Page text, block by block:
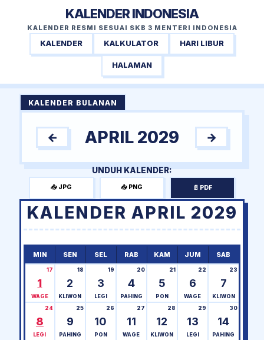
KALENDER INDONESIA
KALENDER RESMI SESUAI SKB 3 MENTERI INDONESIA
KALENDER KALKULATOR HARI LIBUR
HALAMAN
KALENDER BULANAN
← APRIL 2029 →
UNDUH KALENDER:
📥 JPG 📥 PNG 📄 PDF
KALENDER APRIL 2029
MIN SEN SEL RAB KAM JUM SAB
1
17
WAGE
2
18
KLIWON
3
19
LEGI
4
20
PAHING
5
21
PON
6
22
WAGE
7
23
KLIWON
8
24
LEGI
9
25
PAHING
10
26
PON
11
27
WAGE
12
28
KLIWON
13
29
LEGI
14
30
PAHING